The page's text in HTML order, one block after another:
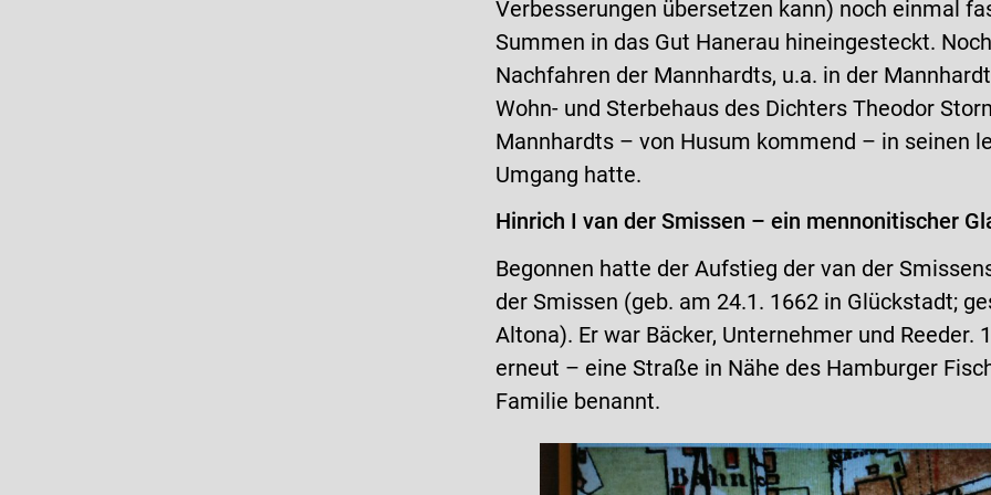
Verbesserungen übersetzen kann) noch einmal
Summen in das Gut Hanerau hineingesteckt.
Nachfahren der Mannhardts, u.a. in der
Wohn- und Sterbehaus des Dichters Theodor
Mannhardts – von Husum kommend – in seinen
Umgang hatte.
Hinrich I van der Smissen – ein mennonitischer
Begonnen hatte der Aufstieg der van der
der Smissen (geb. am 24.1. 1662 in Glückstadt;
Altona). Er war Bäcker, Unternehmer und Reeder.
erneut – eine Straße in Nähe des Hamburger
Familie benannt.